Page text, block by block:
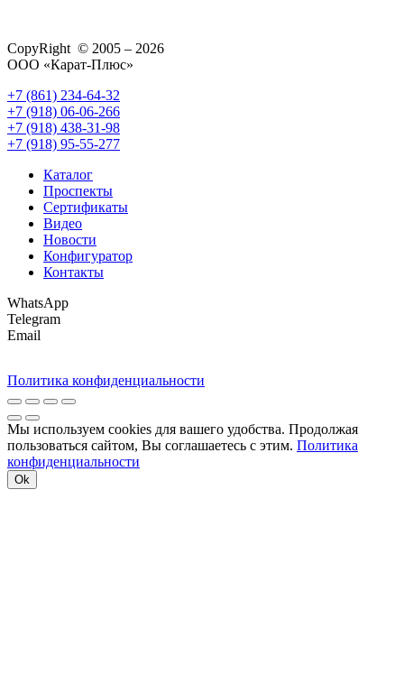
CopyRight © 2005 – 2026
ООО «Карат-Плюс»
+7 (861) 234-64-32
+7 (918) 06-06-266
+7 (918) 438-31-98
+7 (918) 95-55-277
Каталог
Проспекты
Сертификаты
Видео
Новости
Конфигуратор
Контакты
WhatsApp
Telegram
Email
Политика конфиденциальности
Мы используем cookies для вашего удобства. Продолжая
пользоваться сайтом, Вы соглашаетесь с этим. Политика
конфиденциальности
Ok